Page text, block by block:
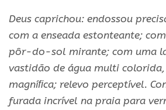
Deus caprichou: endossou
com a enseada estonteante;
pôr-do-sol mirante; com uma
vastidão de água multi
magníﬁca; relevo perceptível.
furada incrível na praia para